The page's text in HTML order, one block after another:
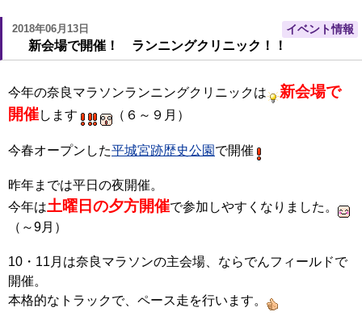
2018年06月13日 イベント情報
新会場で開催！ ランニングクリニック！！
今年の奈良マラソンランニングクリニックは
新会場で
開催します （６～９月）
今春オープンした平城宮跡歴史公園 で開催
昨年までは平日の夜開催。
今年は土曜日の夕方開催で参加しやすくなりました。
（～9月）
10・11月は奈良マラソンの主会場、ならでんフィールドで
開催。
本格的なトラックで、ペース走を行います。